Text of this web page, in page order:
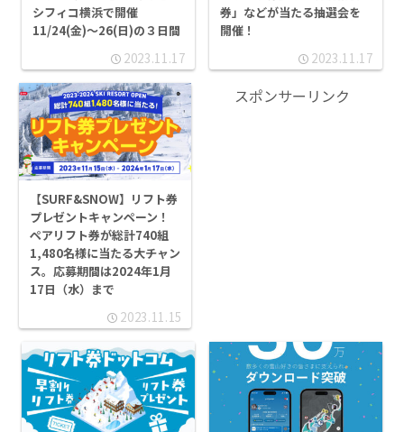
シフィコ横浜で開催
11/24(金)〜26(日)の３日間
2023.11.17
券」などが当たる抽選会を
開催！
2023.11.17
【SURF&SNOW】リフト券
プレゼントキャンペーン！
ペアリフト券が総計740組
1,480名様に当たる大チャン
ス。応募期間は2024年1月
17日（水）まで
2023.11.15
スポンサーリンク